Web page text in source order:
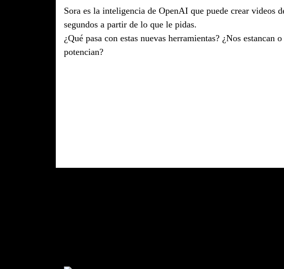
Sora es la inteligencia de OpenAI que puede crear videos
segundos a partir de lo que le pidas.
¿Qué pasa con estas nuevas herramientas? ¿Nos estancan
potencian?